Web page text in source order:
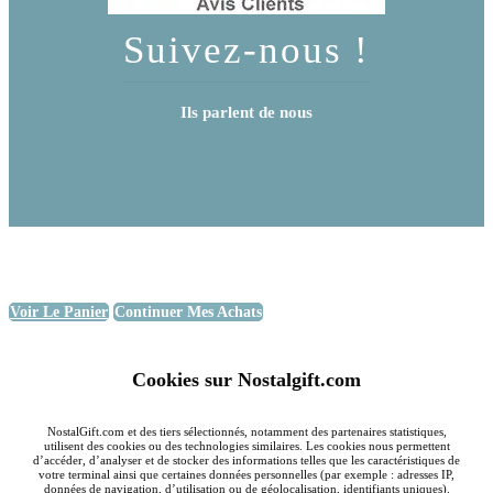
Suivez-nous !
Ils parlent de nous
Voir Le Panier Continuer Mes Achats
Cookies sur Nostalgift.com
NostalGift.com et des tiers sélectionnés, notamment des partenaires statistiques,
utilisent des cookies ou des technologies similaires. Les cookies nous permettent
d’accéder, d’analyser et de stocker des informations telles que les caractéristiques de
votre terminal ainsi que certaines données personnelles (par exemple : adresses IP,
données de navigation, d’utilisation ou de géolocalisation, identifiants uniques).